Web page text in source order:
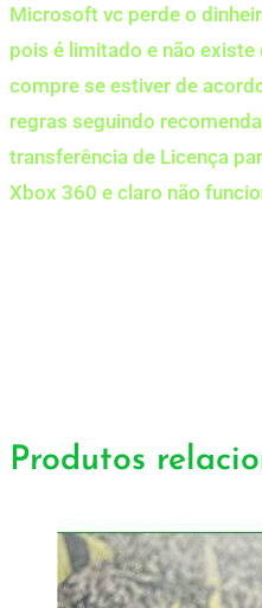
Microsoft vc perde o
pois é limitado e não
compre se estiver de
regras seguindo
transferência de Licença
Xbox 360 e claro não
Produtos